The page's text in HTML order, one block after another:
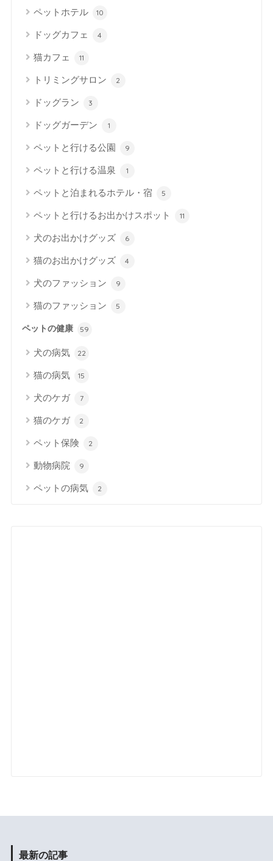
ペットホテル 10
ドッグカフェ 4
猫カフェ 11
トリミングサロン 2
ドッグラン 3
ドッグガーデン 1
ペットと行ける公園 9
ペットと行ける温泉 1
ペットと泊まれるホテル・宿 5
ペットと行けるお出かけスポット 11
犬のお出かけグッズ 6
猫のお出かけグッズ 4
犬のファッション 9
猫のファッション 5
ペットの健康 59
犬の病気 22
猫の病気 15
犬のケガ 7
猫のケガ 2
ペット保険 2
動物病院 9
ペットの病気 2
最新の記事